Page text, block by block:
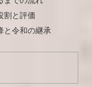
割と評価
と令和の継承